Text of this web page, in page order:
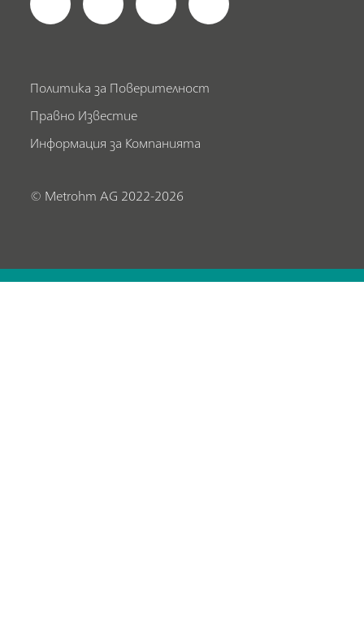
Политика за Поверителност
Правно Известие
Информация за Компанията
© Metrohm AG 2022-2026